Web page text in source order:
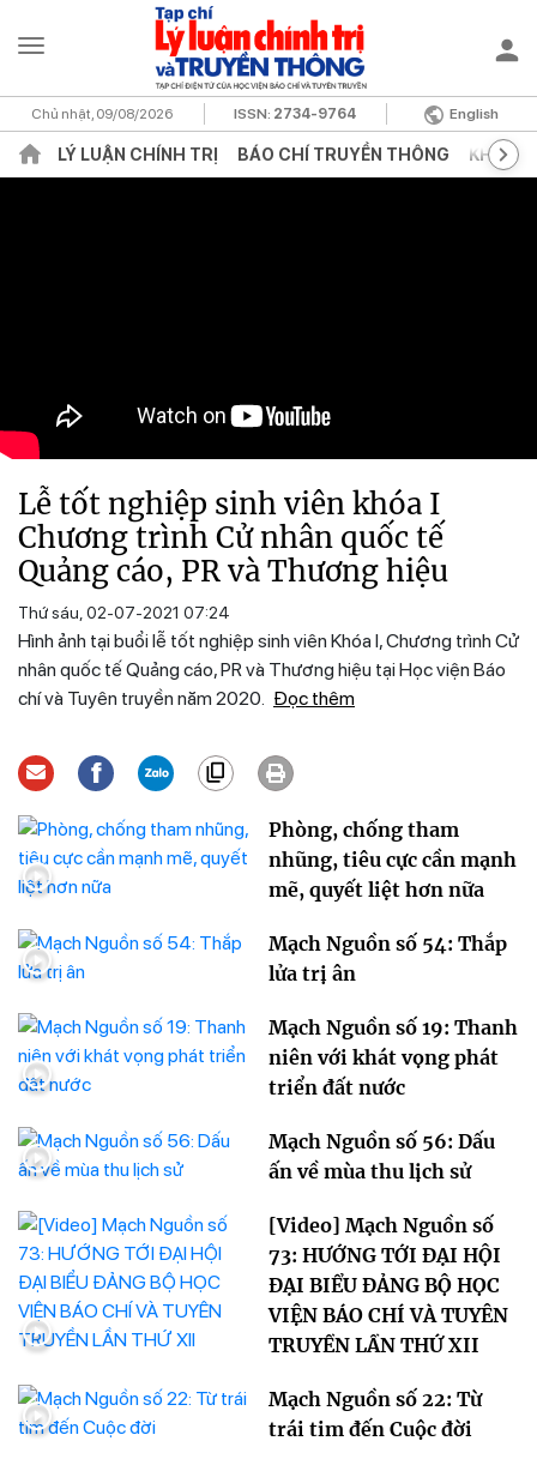
Chủ nhật, 09/08/2026 ISSN: 2734-9764 English
LÝ LUẬN CHÍNH TRỊ BÁO CHÍ TRUYỀN THÔNG KHOA
Lễ tốt nghiệp sinh viên khóa I
Chương trình Cử nhân quốc tế
Quảng cáo, PR và Thương hiệu
Thứ sáu, 02-07-2021 07:24
Hình ảnh tại buổi lễ tốt nghiệp sinh viên Khóa I, Chương trình Cử
nhân quốc tế Quảng cáo, PR và Thương hiệu tại Học viện Báo
chí và Tuyên truyền năm 2020. Đọc thêm
Phòng, chống tham
nhũng, tiêu cực cần mạnh
mẽ, quyết liệt hơn nữa
Mạch Nguồn số 54: Thắp
lửa trị ân
Mạch Nguồn số 19: Thanh
niên với khát vọng phát
triển đất nước
Mạch Nguồn số 56: Dấu
ấn về mùa thu lịch sử
[Video] Mạch Nguồn số
73: HƯỚNG TỚI ĐẠI HỘI
ĐẠI BIỂU ĐẢNG BỘ HỌC
VIỆN BÁO CHÍ VÀ TUYÊN
TRUYỀN LẦN THỨ XII
Mạch Nguồn số 22: Từ
trái tim đến Cuộc đời